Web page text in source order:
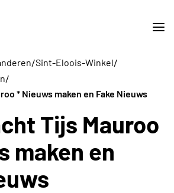
/Sint-Eloois-Winkel/
/
* Nieuws maken en Fake Nieuws
Tijs Mauroo
maken en